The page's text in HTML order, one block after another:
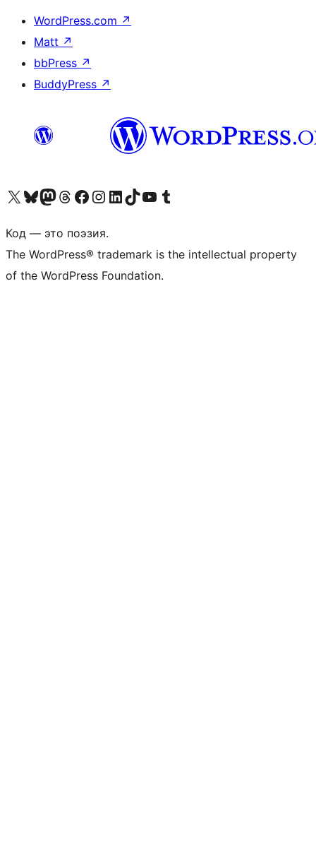
WordPress.com ↗
Matt ↗
bbPress ↗
BuddyPress ↗
Посетите нас в X (ранее Twitter)
Посетите нашу учётную запись в Bluesky
Посетите нашу ленту в Mastodon
Посетите нашу учётную запись в Threads
Посетите нашу страницу на Facebook
Посетите наш Instagram
Посетите нашу страницу в LinkedIn
Посетите нашу учётную запись в TikTok
Посетите наш канал YouTube
Посетите нашу учётную запись в Tumblr
Код — это поэзия.
The WordPress® trademark is the intellectual property
of the WordPress Foundation.